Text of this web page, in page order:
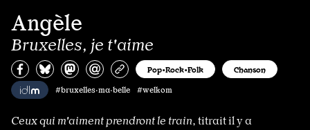
Angèle
Bruxelles, je t'aime
Partagez sur Facebook
Partager sur Bluesky
Partager sur Mastodon
Partagez par e-mail
Copiez l’urlPop•Rock•Folk Chanson
#bruxelles·ma·belle #welkom
Ceux qui m'aiment prendront le train, titrait il y a